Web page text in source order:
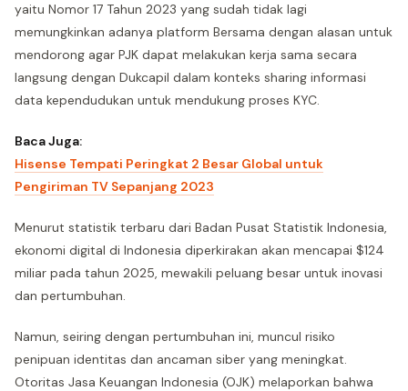
yaitu Nomor 17 Tahun 2023 yang sudah tidak lagi
memungkinkan adanya platform Bersama dengan alasan untuk
mendorong agar PJK dapat melakukan kerja sama secara
langsung dengan Dukcapil dalam konteks sharing informasi
data kependudukan untuk mendukung proses KYC.
Baca Juga:
Hisense Tempati Peringkat 2 Besar Global untuk
Pengiriman TV Sepanjang 2023
Menurut statistik terbaru dari Badan Pusat Statistik Indonesia,
ekonomi digital di Indonesia diperkirakan akan mencapai $124
miliar pada tahun 2025, mewakili peluang besar untuk inovasi
dan pertumbuhan.
Namun, seiring dengan pertumbuhan ini, muncul risiko
penipuan identitas dan ancaman siber yang meningkat.
Otoritas Jasa Keuangan Indonesia (OJK) melaporkan bahwa